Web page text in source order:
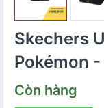
Skechers
Pokémon
Còn hàng